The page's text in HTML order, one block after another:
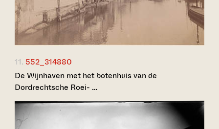
11. 552_314880
De Wijnhaven met het botenhuis van de
Dordrechtsche Roei- …